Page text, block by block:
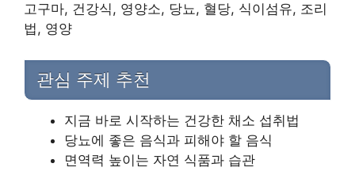
고구마, 건강식, 영양소, 당뇨, 혈당, 식이섬유, 조리
법, 영양
관심 주제 추천
지금 바로 시작하는 건강한 채소 섭취법
당뇨에 좋은 음식과 피해야 할 음식
면역력 높이는 자연 식품과 습관